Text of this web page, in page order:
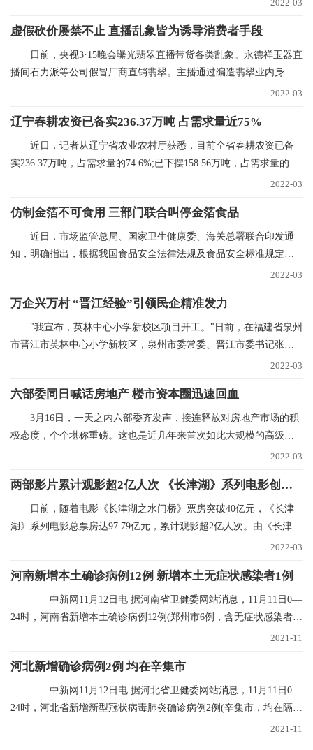
2022-03
虚假砍价屡禁不止 直播乱象皆为诱导消费者手段
日前，央视3·15晚会曝光翡翠直播带货各类乱象。永德祥玉器直
播间石力派等公司假冒厂商直销翡翠。主播通过编造翡翠业内身
2022-03
辽宁春耕农资已备实236.37万吨 占需求量近75%
近日，记者从辽宁省农业农村厅获悉，目前全省春耕农资已备
实236 37万吨，占需求量的74 6%;已下摆158 56万吨，占需求量的
2022-03
仿制金箔不可食用 三部门联合叫停金箔食品
近日，市场监管总局、国家卫生健康委、海关总署联合印发通
知，明确指出，根据我国食品安全法律法规及食品安全标准规定，
2022-03
万企兴万村 “晋江经验”引领民企精准发力
"我宣布，英林中心小学新校区项目开工。"日前，在福建省泉州
市晋江市英林中心小学新校区，泉州市委常委、晋江市委书记张文
2022-03
六部委同日喊话房地产 楼市资本圈迅速回血
3月16日，一天之内六部委齐发声，接连释放对房地产市场的积
极态度，个个堪称重磅。这也是近几年来首次如此大规模的高级别
2022-03
两部影片累计观影超2亿人次 《长津湖》系列电影创纪录
日前，随着电影《长津湖之水门桥》票房突破40亿元，《长津
湖》系列电影总票房达97 79亿元，累计观影超2亿人次。由《长津
2022-03
河南新增本土确诊病例12例 新增本土无症状感染者1例
中新网11月12日电 据河南省卫健委网站消息，11月11日0—
24时，河南省新增本土确诊病例12例(郑州市6例，含无症状感染者转
2021-11
河北新增确诊病例2例 均在辛集市
中新网11月12日电 据河北省卫健委网站消息，11月11日0—
24时，河北省新增新型冠状病毒肺炎确诊病例2例(辛集市，均在隔离
2021-11